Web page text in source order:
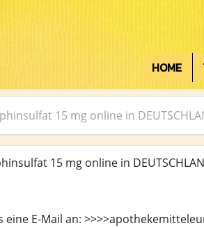
HOME
15 mg online in
15 mg online in
E-Mail an: